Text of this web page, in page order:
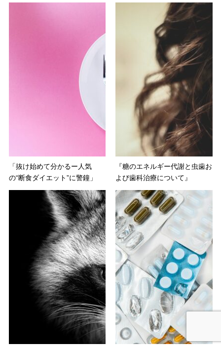
「抜け始めて分かるー人気
の“断食ダイエット”に警鐘」
『糖のエネルギー代謝と虫歯お
よび歯科治療について』